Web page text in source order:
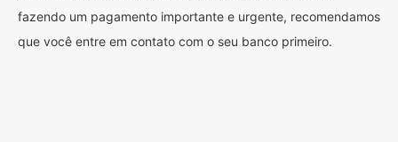
fazendo um pagamento importante e urgente, recomendamos
que você entre em contato com o seu banco primeiro.